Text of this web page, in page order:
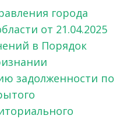
города
от 21.04.2025
в Порядок
задолженности по